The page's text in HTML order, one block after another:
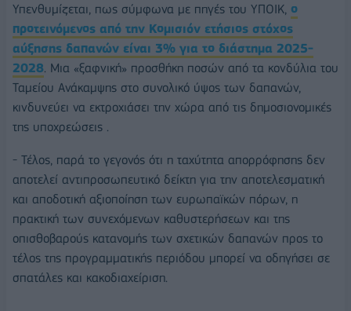
Υπενθυμίζεται, πως σύμφωνα με πηγές του ΥΠΟΙΚ, ο
προτεινόμενος από την Κομισιόν ετήσιος στόχος
αύξησης δαπανών είναι 3% για το διάστημα 2025-
2028. Μια «ξαφνική» προσθήκη ποσών από τα κονδύλια του
Ταμείου Ανάκαμψης στο συνολικό ύψος των δαπανών,
κινδυνεύει να εκτροχιάσει την χώρα από τις δημοσιονομικές
της υποχρεώσεις .
- Τέλος, παρά το γεγονός ότι η ταχύτητα απορρόφησης δεν
αποτελεί αντιπροσωπευτικό δείκτη για την αποτελεσματική
και αποδοτική αξιοποίηση των ευρωπαϊκών πόρων, η
πρακτική των συνεχόμενων καθυστερήσεων και της
οπισθοβαρούς κατανομής των σχετικών δαπανών προς το
τέλος της προγραμματικής περιόδου μπορεί να οδηγήσει σε
σπατάλες και κακοδιαχείριση.